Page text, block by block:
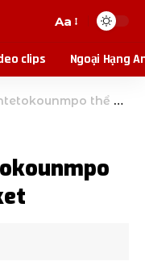
Aa
clips Ngoại Hạng
thể hiện ở Eurobasket